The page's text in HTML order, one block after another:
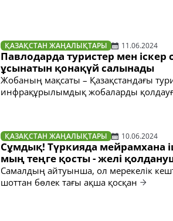
ҚАЗАҚСТАН ЖАҢАЛЫҚТАРЫ 11.06.2024
Павлодарда туристер мен
ұсынатын қонақүй салынады
Жобаның мақсаты – Қазақстандағы
инфрақұрылымдық жобаларды
ҚАЗАҚСТАН ЖАҢАЛЫҚТАРЫ 10.06.2024
Сұмдық! Түркияда мейрамхана
мың теңге қосты - желі
Самалдың айтуынша, ол мерекелік
шоттан бөлек тағы ақша қосқан